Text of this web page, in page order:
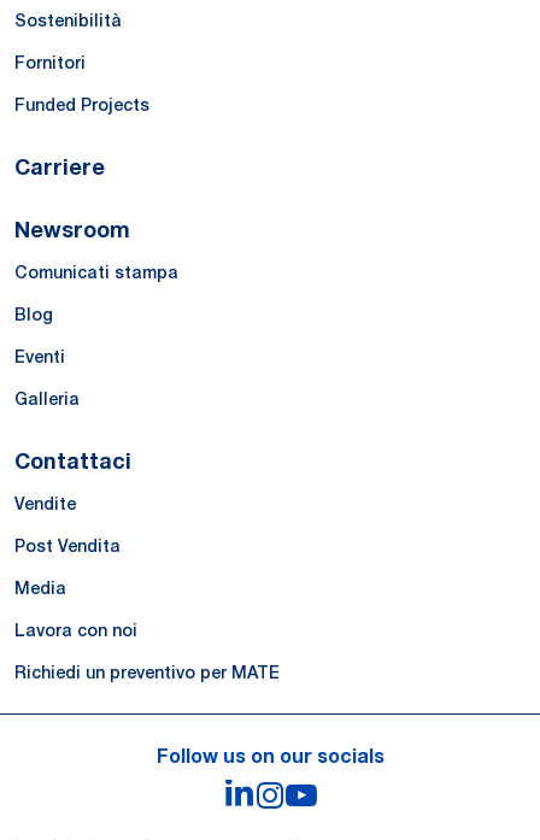
Sostenibilità
Fornitori
Funded Projects
Carriere
Newsroom
Comunicati stampa
Blog
Eventi
Galleria
Contattaci
Vendite
Post Vendita
Media
Lavora con noi
Richiedi un preventivo per MATE
Follow us on our socials
LinkedIn
Instagram